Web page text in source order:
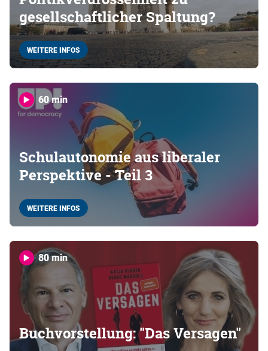
gesellschaftlicher Spaltung?
WEITERE INFOS
60 min
Schulautonomie aus liberaler
Perspektive - Teil 3
WEITERE INFOS
80 min
Buchvorstellung: "Das Versagen"